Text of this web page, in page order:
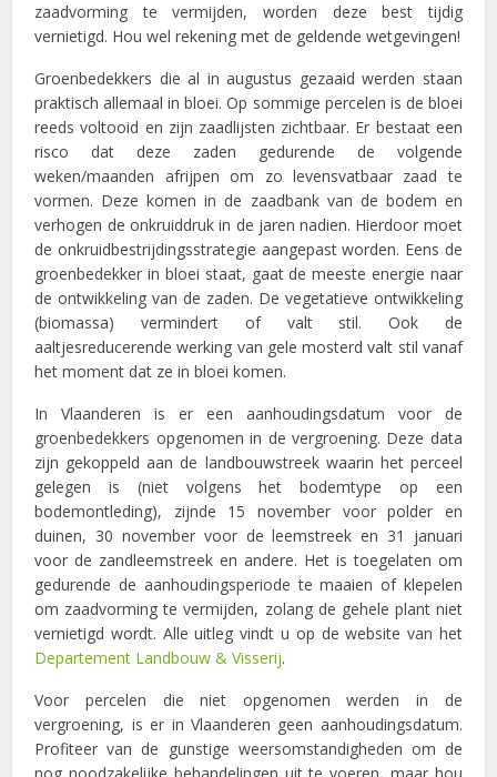
zaadvorming te vermijden, worden deze best tijdig
vernietigd. Hou wel rekening met de geldende wetgevingen!
Groenbedekkers die al in augustus gezaaid werden staan
praktisch allemaal in bloei. Op sommige percelen is de bloei
reeds voltooid en zijn zaadlijsten zichtbaar. Er bestaat een
risco dat deze zaden gedurende de volgende
weken/maanden afrijpen om zo levensvatbaar zaad te
vormen. Deze komen in de zaadbank van de bodem en
verhogen de onkruiddruk in de jaren nadien. Hierdoor moet
de onkruidbestrijdingsstrategie aangepast worden. Eens de
groenbedekker in bloei staat, gaat de meeste energie naar
de ontwikkeling van de zaden. De vegetatieve ontwikkeling
(biomassa) vermindert of valt stil. Ook de
aaltjesreducerende werking van gele mosterd valt stil vanaf
het moment dat ze in bloei komen.
In Vlaanderen is er een aanhoudingsdatum voor de
groenbedekkers opgenomen in de vergroening. Deze data
zijn gekoppeld aan de landbouwstreek waarin het perceel
gelegen is (niet volgens het bodemtype op een
bodemontleding), zijnde 15 november voor polder en
duinen, 30 november voor de leemstreek en 31 januari
voor de zandleemstreek en andere. Het is toegelaten om
gedurende de aanhoudingsperiode te maaien of klepelen
om zaadvorming te vermijden, zolang de gehele plant niet
vernietigd wordt. Alle uitleg vindt u op de website van het
Departement Landbouw & Visserij.
Voor percelen die niet opgenomen werden in de
vergroening, is er in Vlaanderen geen aanhoudingsdatum.
Profiteer van de gunstige weersomstandigheden om de